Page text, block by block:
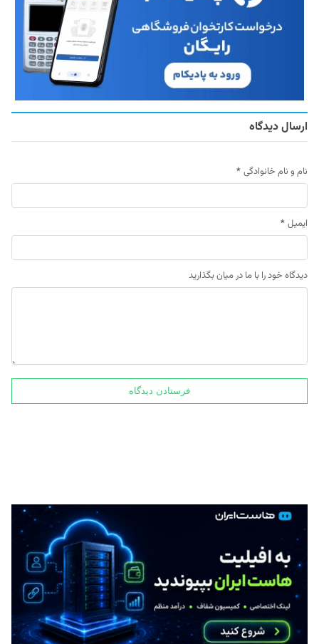
ارسال دیدگاه
نام و نام خانوادگی *
ایمیل *
دیدگاه خود را با ما در میان بگذارید